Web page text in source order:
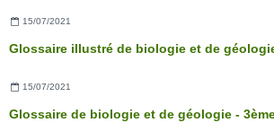
15/07/2021
Glossaire illustré de biologie et de
15/07/2021
Glossaire de biologie et de géologie -